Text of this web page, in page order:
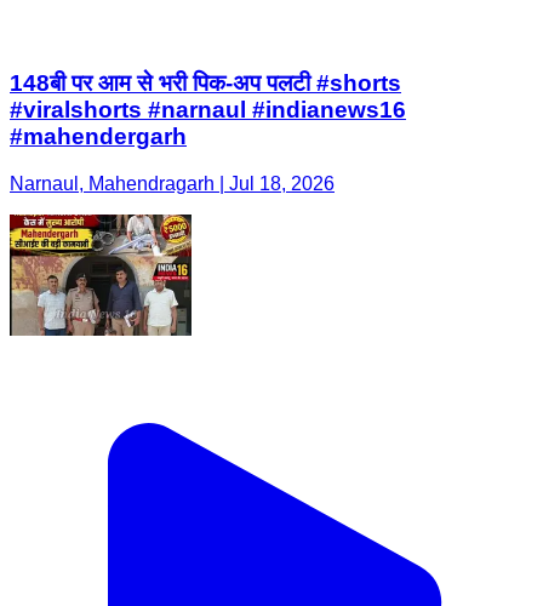
148बी पर आम से भरी पिक-अप पलटी #shorts
#viralshorts #narnaul #indianews16
#mahendergarh
Narnaul, Mahendragarh | Jul 18, 2026